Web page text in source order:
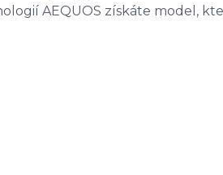
AEQUOS získáte model,